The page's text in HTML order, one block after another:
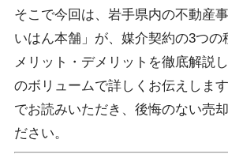
そこで今回は、岩手県内の不動産
いはん本舗」が、媒介契約の3つの
メリット・デメリットを徹底解説
のボリュームで詳しくお伝えしま
でお読みいただき、後悔のない売
ださい。